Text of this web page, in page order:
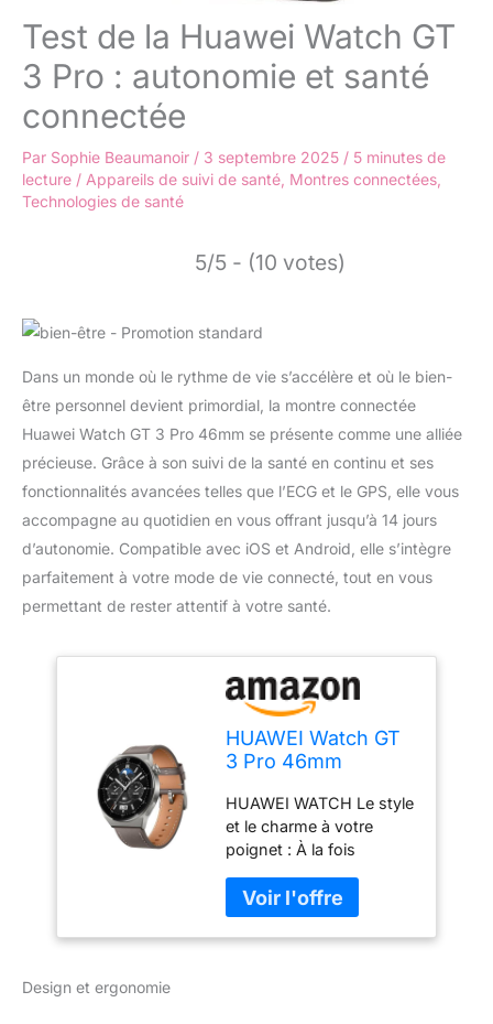
Test de la Huawei Watch GT
3 Pro : autonomie et santé
connectée
Par Sophie Beaumanoir / 3 septembre 2025 / 5 minutes de
lecture / Appareils de suivi de santé Montres connectées
Technologies de santé
5/5 - (10 votes)
Dans un monde où le rythme de vie s’accélère et où le bien-
être personnel devient primordial, la montre connectée
Huawei Watch GT 3 Pro 46mm se présente comme une alliée
précieuse. Grâce à son suivi de la santé en continu et ses
fonctionnalités avancées telles que l’ECG et le GPS, elle vous
accompagne au quotidien en vous offrant jusqu’à 14 jours
d’autonomie. Compatible avec iOS et Android, elle s’intègre
parfaitement à votre mode de vie connecté, tout en vous
permettant de rester attentif à votre santé.
HUAWEI Watch GT
3 Pro 46mm
Connectées avec
ECG,Suivi de la
santé en continu,
Jusqu'à 14 Jours
d'autonomie,
Charge sans
Fil,/GPS/Bluetooth
HUAWEI WATCH Le style
et le charme à votre
poignet : À la fois
professionnelle, cette
montre arbore des lignes
et des contours nets qui
Design et ergonomie